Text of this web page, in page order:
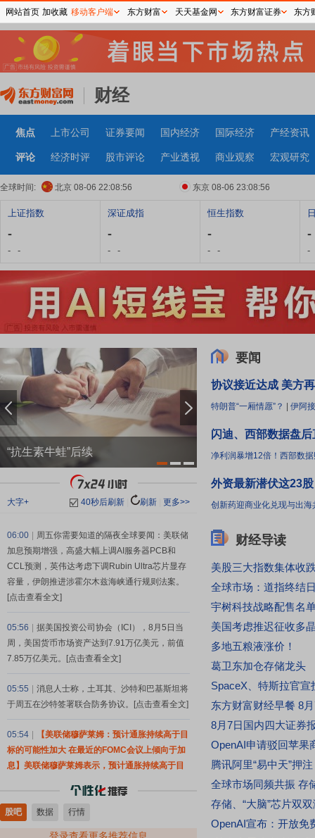
财经
焦点 上市公司 证券要闻 国内经济 国际经济 产经资讯
评论 经济时评 股市评论 产业透视 商业观察 宏观研究
全球时间: 北京 08-06 22:08:57 东京 08-06 23:08:57
上证指数
-
- -
深证成指
-
- -
恒生指数
-
- -
-
-
“抗生素牛蛙”后续 Anthropic确认组建芯
大字+ 39秒后刷新 刷新 更多>>
06:00
周五你需要知道的隔夜全球要闻：美联储
加息预期增强，高盛大幅上调AI服务器PCB和
CCL预测，英伟达考虑下调Rubin Ultra芯片显存
容量，伊朗推进涉霍尔木兹海峡通行规则法案。
[点击查看全文]
05:56
据美国投资公司协会（ICI），8月5日当
周，美国货币市场资产达到7.91万亿美元，前值
7.85万亿美元。[点击查看全文]
05:55
消息人士称，土耳其、沙特和巴基斯坦将
于周五在沙特签署联合防务协议。[点击查看全文]
05:54
【美联储穆萨莱姆：预计通胀持续高于目
标的可能性加大 在最近的FOMC会议上倾向于加
息】美联储穆萨莱姆表示，预计通胀持续高于目
加息；渐进式加息比突然变动的成本更低。[点击
查看全文]
股吧 数据 行情
要闻
协议接近达成 美方
特朗普“一厢情愿”？ 伊阿
闪迪、西部数据盘
净利润暴增12倍！西部数
外资最新潜伏这23
创新药迎商业化兑现与出海
财经导读
宇树科技战略配售名
美国考虑推迟征收多
多地五粮液涨价！
葛卫东加仓存储龙头
东方财富财经早餐 8
全球市场同频共振 存
存储、“大脑”芯片双
OpenAI宣布：开放免
网站首页 加收藏 移动客户端 东方财富 天天基金网 东方财富证券 东方